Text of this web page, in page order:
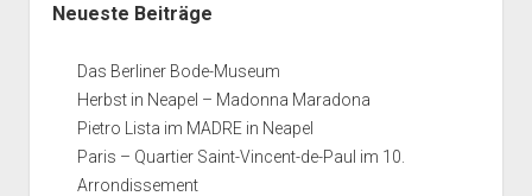
Neueste Beiträge
Das Berliner Bode-Museum
Herbst in Neapel – Madonna Maradona
Pietro Lista im MADRE in Neapel
Paris – Quartier Saint-Vincent-de-Paul im 10.
Arrondissement